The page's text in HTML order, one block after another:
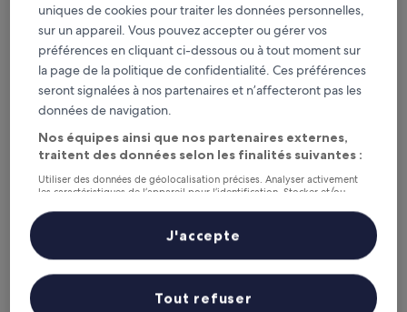
Ce week-end
7 août - 9 août
Le week-end prochain
14 août - 16 août
Centre Spatial Esrange : les
5 meilleurs hôtels à proximité
en un coup d’œil
Ice Hotel— À 22,1 km de : Centre Spatial Esrange. Hôtel
3.5 étoiles. Avis voyageurs : 9,0/10 — Merveilleux.
Centre Spatial Esrange : où loger
à proximité ?
uniques de cookies pour traiter les données personnelles,
sur un appareil. Vous pouvez accepter ou gérer vos
préférences en cliquant ci-dessous ou à tout moment sur
la page de la politique de confidentialité. Ces préférences
seront signalées à nos partenaires et n’affecteront pas les
données de navigation.
Nos équipes ainsi que nos partenaires externes,
traitent des données selon les finalités suivantes :
Utiliser des données de géolocalisation précises. Analyser activement
les caractéristiques de l’appareil pour l’identification. Stocker et/ou
personnalisés, mesure de performance des publicités et du contenu,
études d’audience et développement de services.
Liste de nos partenaires (fournisseurs)
Tout refuser
J'accepte